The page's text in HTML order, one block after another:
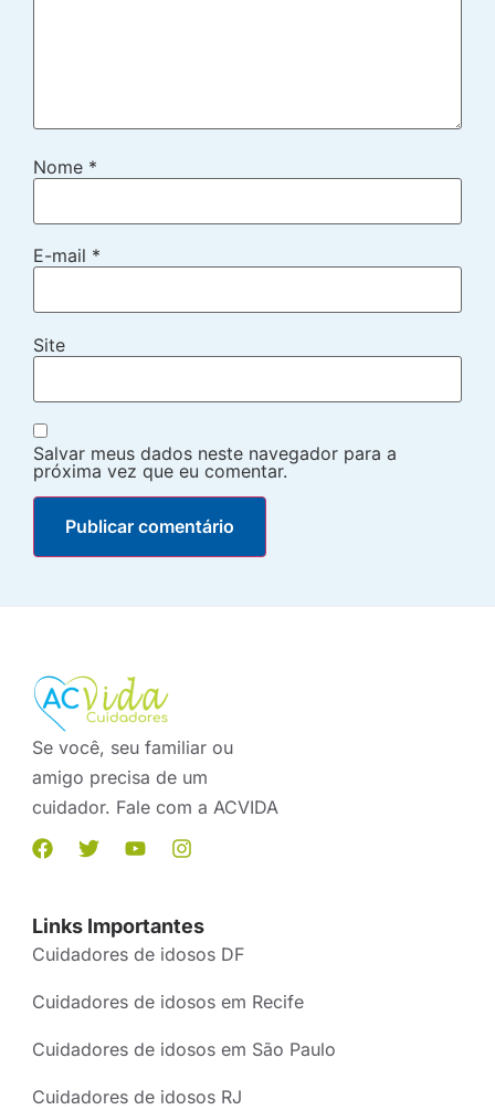
Nome *
E-mail *
Site
Salvar meus dados neste navegador para a
próxima vez que eu comentar.
Se você, seu familiar ou
amigo precisa de um
cuidador. Fale com a ACVIDA
Links Importantes
Cuidadores de idosos DF
Cuidadores de idosos em Recife
Cuidadores de idosos em São Paulo
Cuidadores de idosos RJ